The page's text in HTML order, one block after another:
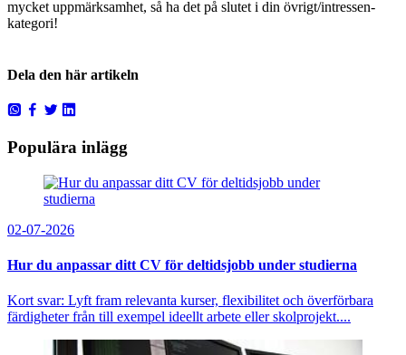
mycket uppmärksamhet, så ha det på slutet i din övrigt/intressen-
kategori!
Dela den här artikeln
Populära inlägg
02-07-2026
Hur du anpassar ditt CV för deltidsjobb under studierna
Kort svar: Lyft fram relevanta kurser, flexibilitet och överförbara
färdigheter från till exempel ideellt arbete eller skolprojekt....